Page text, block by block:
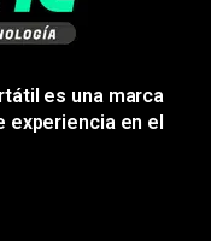
es una marca
experiencia en el